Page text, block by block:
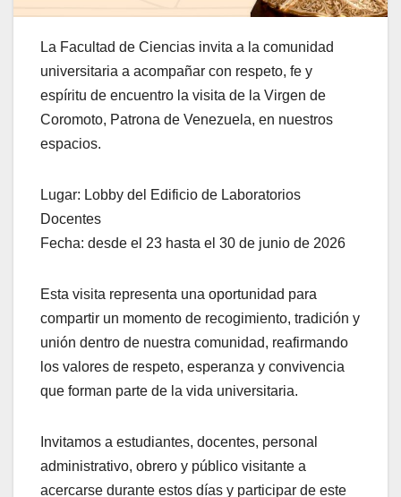
La Facultad de Ciencias invita a la comunidad
universitaria a acompañar con respeto, fe y
espíritu de encuentro la visita de la Virgen de
Coromoto, Patrona de Venezuela, en nuestros
espacios.
Lugar: Lobby del Edificio de Laboratorios
Docentes
Fecha: desde el 23 hasta el 30 de junio de 2026
Esta visita representa una oportunidad para
compartir un momento de recogimiento, tradición y
unión dentro de nuestra comunidad, reafirmando
los valores de respeto, esperanza y convivencia
que forman parte de la vida universitaria.
Invitamos a estudiantes, docentes, personal
administrativo, obrero y público visitante a
acercarse durante estos días y participar de este